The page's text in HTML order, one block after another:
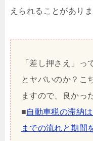
えられることがありま
「差し押さえ」っ
とヤバいのか？こ
ますので、良かっ
■自動車税の滞納
までの流れと期間